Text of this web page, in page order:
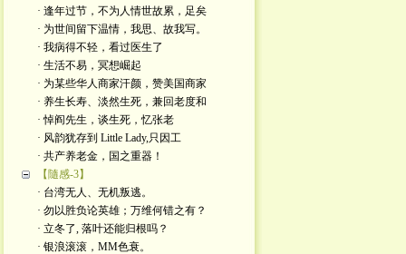
· 逢年过节，不为人情世故累，足矣
· 为世间留下温情，我思、故我写。
· 我病得不轻，看过医生了
· 生活不易，冥想崛起
· 为某些华人商家汗颜，赞美国商家
· 养生长寿、淡然生死，兼回老度和
· 悼阎先生，谈生死，忆张老
· 风韵犹存到 Little Lady,只因工
· 共产养老金，国之重器！
【隨感-3】
· 台湾无人、无机叛逃。
· 勿以胜负论英雄；万维何错之有？
· 立冬了, 落叶还能归根吗？
· 银浪滚滚，MM色衰。